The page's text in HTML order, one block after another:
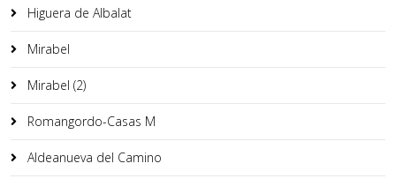
Higuera de Albalat
Mirabel
Mirabel (2)
Romangordo-Casas M
Aldeanueva del Camino